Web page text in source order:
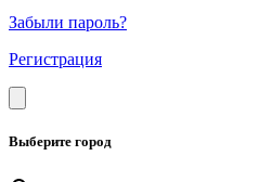
Забыли пароль?
Регистрация
Выберите город